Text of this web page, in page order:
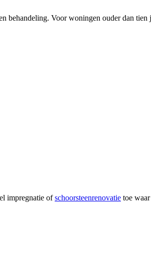
behandeling. Voor woningen ouder dan
impregnatie ofschoorsteenrenovatie toe